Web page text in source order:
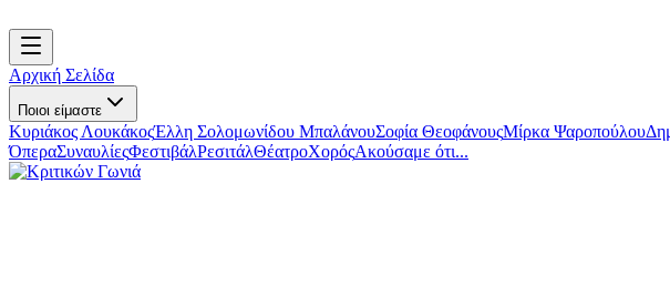
Αρχική Σελίδα
Ποιοι είμαστε
Κυριάκος ΛουκάκοςΈλλη Σολομωνίδου ΜπαλάνουΣοφία ΘεοφάνουςΜίρκα Ψαροπούλου
ΌπεραΣυναυλίεςΦεστιβάλΡεσιτάλΘέατροΧορόςΑκούσαμε ότι...